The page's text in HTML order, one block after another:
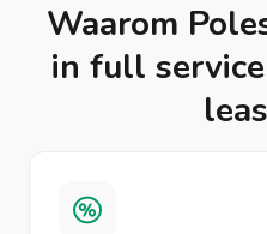
Waarom
in full